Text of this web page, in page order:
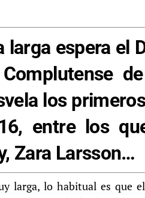
larga espera el
los
entre los
Zara Larsson…
larga, lo habitual es que